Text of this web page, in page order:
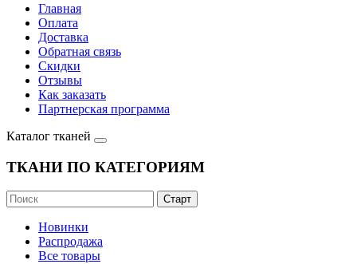
Главная
Оплата
Доставка
Обратная связь
Скидки
Отзывы
Как заказать
Партнерская программа
Каталог тканей
ТКАНИ ПО КАТЕГОРИЯМ
Новинки
Распродажа
Все товары